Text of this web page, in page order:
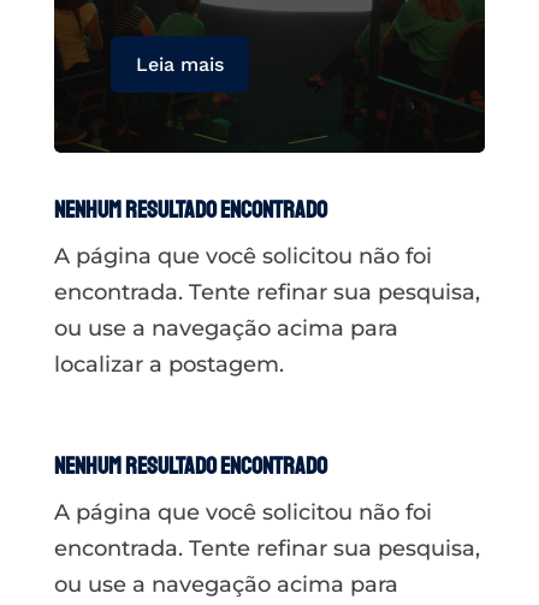
Leia mais
Nenhum resultado encontrado
A página que você solicitou não foi
encontrada. Tente refinar sua pesquisa,
ou use a navegação acima para
localizar a postagem.
Nenhum resultado encontrado
A página que você solicitou não foi
encontrada. Tente refinar sua pesquisa,
ou use a navegação acima para